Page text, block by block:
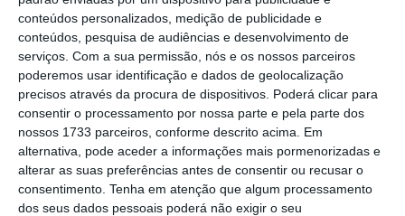
conteúdos personalizados, medição de publicidade e
conteúdos, pesquisa de audiências e desenvolvimento de
serviços. Com a sua permissão, nós e os nossos parceiros
poderemos usar identificação e dados de geolocalização
precisos através da procura de dispositivos. Poderá clicar para
consentir o processamento por nossa parte e pela parte dos
nossos 1733 parceiros, conforme descrito acima. Em
alternativa, pode aceder a informações mais pormenorizadas e
alterar as suas preferências antes de consentir ou recusar o
consentimento. Tenha em atenção que algum processamento
dos seus dados pessoais poderá não exigir o seu
PPP no hospital de Loures vai acabar. Só resta uma
na Saúde
Ler Mais
A deputada comunista acrescentou que “a
anunciada autonomia das unidades de saúde,
para a contratação de profissionais de saúde,
bem como a realização de investimento, é um
embuste”.